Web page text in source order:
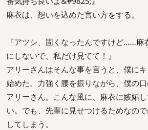
麻衣は、想いを込めた言い方をする。
『アツシ、固くなったんですけど……麻
にしないで、私だけ見てて！』
アリーさんはそんな事を言うと、僕に
始めた。力強く腰を振りながら、僕の
アリーさん。こんな風に、麻衣に嫉妬
い。でも、先輩に見せつけるためなの
してしまう。